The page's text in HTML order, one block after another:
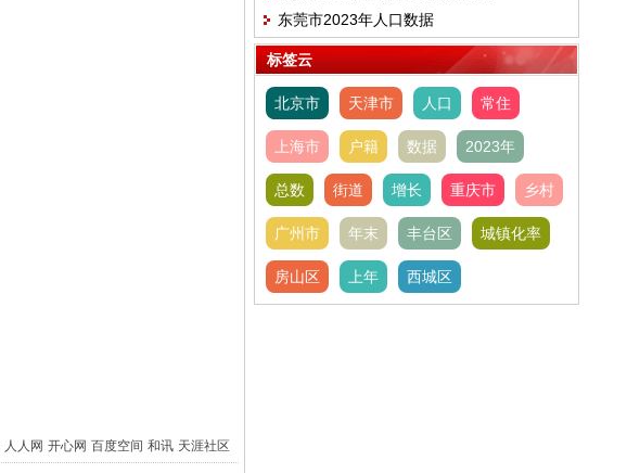
人人网 开心网 百度空间 和讯 天涯社区
东莞市2023年人口数据
标签云
北京市 天津市 人口 常住
上海市 户籍 数据 2023年
总数 街道 增长 重庆市 乡村
广州市 年末 丰台区 城镇化率
房山区 上年 西城区